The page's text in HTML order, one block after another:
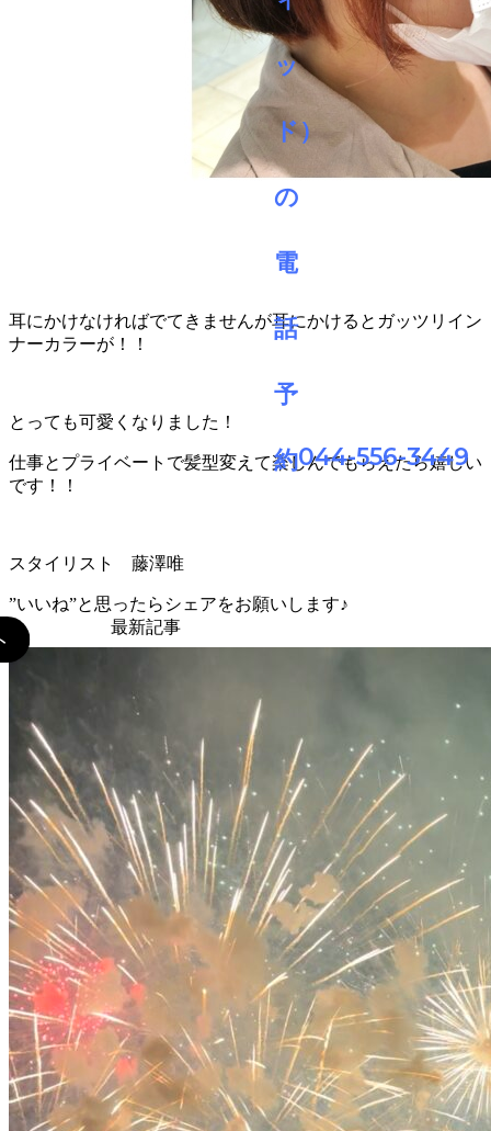
044-556-3449
耳にかけなければでてきませんが耳にかけるとガッツリイン
ナーカラーが！！
とっても可愛くなりました！
仕事とプライベートで髪型変えて楽しんでもらえたら嬉しい
です！！
スタイリスト 藤澤唯
”いいね”と思ったらシェアをお願いします♪
最新記事